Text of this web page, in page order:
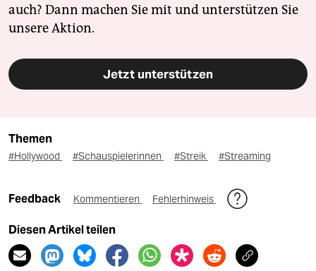
auch? Dann machen Sie mit und unterstützen Sie
unsere Aktion.
Jetzt unterstützen
Themen
#Hollywood #Schauspielerinnen #Streik #Streaming
Feedback Kommentieren Fehlerhinweis
Diesen Artikel teilen